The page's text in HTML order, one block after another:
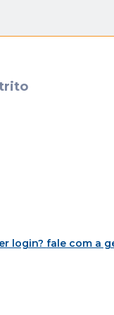
login? fale com a